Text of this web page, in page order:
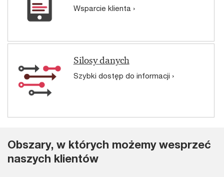
Wsparcie klienta ›
Silosy danych
Szybki dostęp do informacji ›
Obszary, w których możemy wesprzeć
naszych klientów